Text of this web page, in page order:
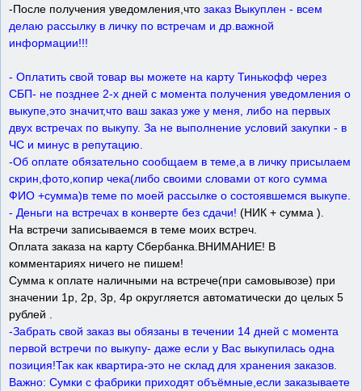
-После получения уведомления,что заказ Выкуплен - всем
делаю рассылку в личку по встречам и др.важной
информации!!!
- Оплатить свой товар вы можете на карту Тинькофф через
СБП- не позднее 2-х дней с момента получения уведомления о
выкупе,это значит,что ваш заказ уже у меня, либо на первых
двух встречах по выкупу. За не выполнение условий закупки - в
ЧС и минус в репутацию.
-Об оплате обязательно сообщаем в теме,а в личку присылаем
скрин,фото,копир чека(либо своими словами от кого сумма
ФИО +сумма)в теме по моей рассылке о состоявшемся выкупе.
- Деньги на встречах в конверте без сдачи! (НИК + сумма ).
На встречи записываемся в теме моих встреч.
Оплата заказа на карту Сбербанка.ВНИМАНИЕ! В
комментариях ничего не пишем!
Сумма к оплате наличными на встрече(при самовывозе) при
значении 1р, 2р, 3р, 4р округляется автоматически до целых 5
рублей .
-Забрать свой заказ вы обязаны в течении 14 дней с момента
первой встречи по выкупу- даже если у Вас выкупилась одна
позиция!Так как квартира-это не склад для хранения заказов.
Важно: Сумки с фабрики приходят объёмные,если заказываете